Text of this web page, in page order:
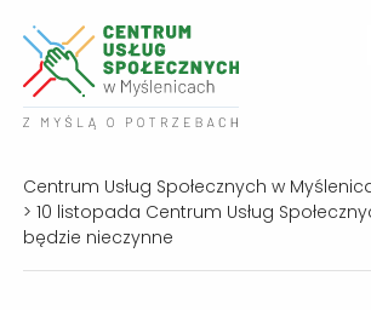
Centrum Usług Społecznych w
> 10 listopada Centrum Usług
będzie nieczynne